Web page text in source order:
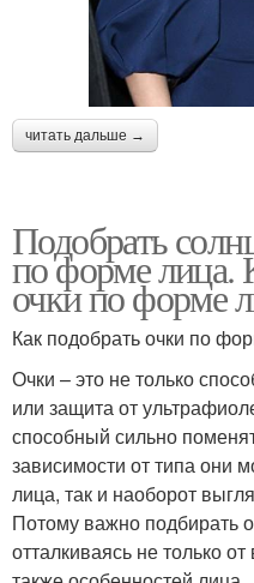
читать дальше →
Подобрать
по форме лица.
очки по форме
Как подобрать очки по
Очки – это не только
или защита от
способный сильно
зависимости от типа они
лица, так и наоборот
Потому важно подбирать
отталкиваясь не только